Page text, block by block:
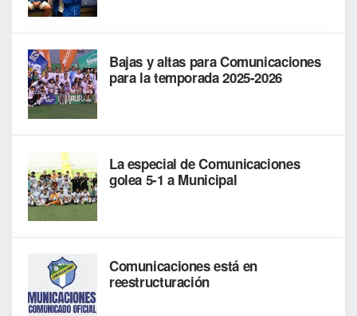
Bajas y altas para Comunicaciones
para la temporada 2025-2026
La especial de Comunicaciones
golea 5-1 a Municipal
Comunicaciones está en
reestructuración